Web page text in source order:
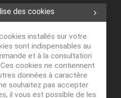
des cookies
installés sur votre
sont indispensables au
et à la consultation
cookies ne contiennent
données à caractère
souhaitez pas accepter
il vous est possible de les